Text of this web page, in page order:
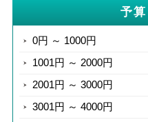
予算
0円 ～ 1000円
1001円 ～ 2000円
2001円 ～ 3000円
3001円 ～ 4000円